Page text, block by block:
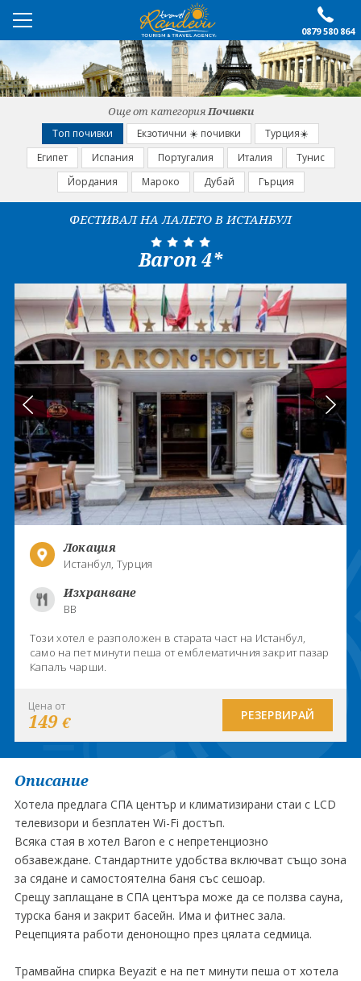
0879 580 864
ПРЕПОРЪЧАНО
ЕКСКУРЗИИ
ПОЧИВКИ
Форма за запитване
Условия за записване
Документи
ПОСЛЕДВАЙТЕ НИ
Още от категорияПочивки
Топ почивки Екзотични ☀️ почивки
Турция☀️
Египет
Испания Португалия Италия
Тунис
Йордания
Мароко Дубай Гърция
ФЕСТИВАЛ НА ЛАЛЕТО В ИСТАНБУЛ
Baron 4*
Локация
Истанбул, Турция
Изхранване
BB
Този хотел е разположен в старата част на Истанбул,
само на пет минути пеша от емблематичния закрит пазар
Капалъ чарши.
РЕЗЕРВИРАЙ
Цена от
149 €
Описание
Хотела предлага СПА център и климатизирани стаи с LCD
телевизори и безплатен Wi-Fi достъп.
Всяка стая в хотел Baron е с непретенциозно
обзавеждане. Стандартните удобства включват също зона
за сядане и самостоятелна баня със сешоар.
Срещу заплащане в СПА центъра може да се ползва сауна,
турска баня и закрит басейн. Има и фитнес зала.
Рецепцията работи денонощно през цялата седмица.
Трамвайна спирка Beyazit е на пет минути пеша от хотела